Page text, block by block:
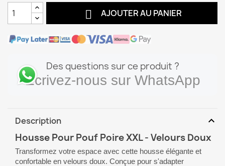
 AJOUTER AU PANIER
Des questions sur ce produit ?
Écrivez-nous sur WhatsApp
Description expand_more
Housse Pour Pouf Poire XXL - Velours Doux
Transformez votre espace avec cette housse élégante et
confortable en velours doux. Conçue pour s'adapter